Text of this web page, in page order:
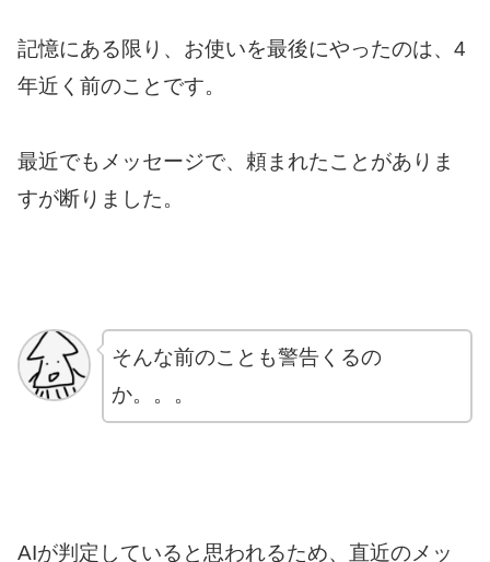
記憶にある限り、お使いを最後にやったのは、4
年近く前のことです。
最近でもメッセージで、頼まれたことがありま
すが断りました。
そんな前のことも警告くるの
か。。。
AIが判定していると思われるため、直近のメッ